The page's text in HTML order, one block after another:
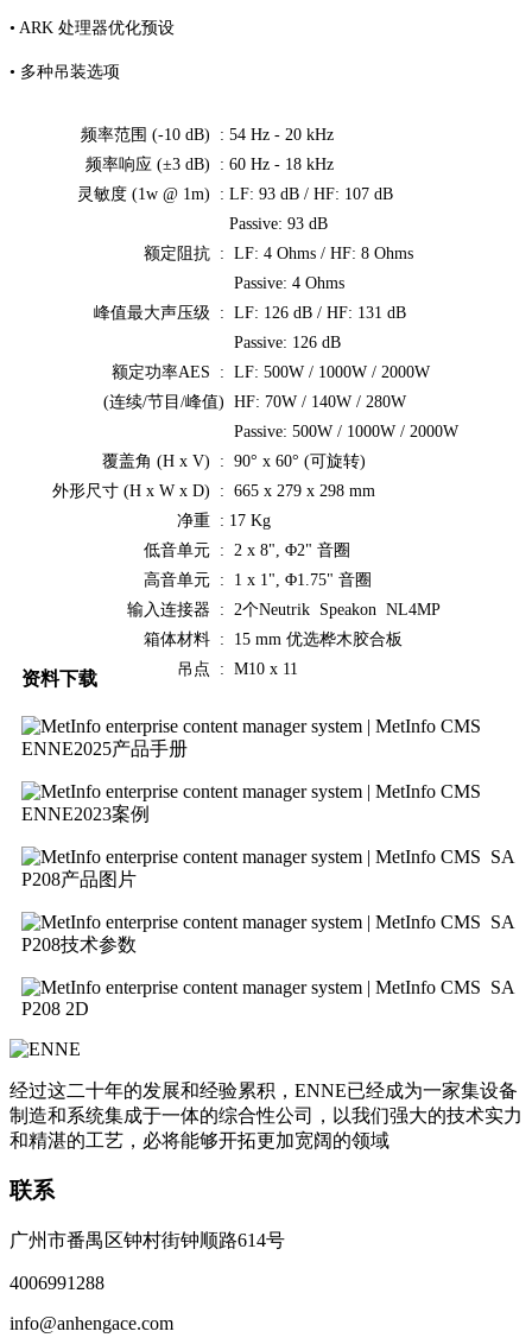
• ARK 处理器优化预设
• 多种吊装选项
频率范围 (-10 dB) : 54 Hz - 20 kHz
频率响应 (±3 dB) : 60 Hz - 18 kHz
灵敏度 (1w @ 1m) : LF: 93 dB / HF: 107 dB
Passive: 93 dB
额定阻抗 : LF: 4 Ohms / HF: 8 Ohms
Passive: 4 Ohms
峰值最大声压级 : LF: 126 dB / HF: 131 dB
Passive: 126 dB
额定功率AES : LF: 500W / 1000W / 2000W
(连续/节目/峰值) HF: 70W / 140W / 280W
Passive: 500W / 1000W / 2000W
覆盖角 (H x V) : 90° x 60° (可旋转)
外形尺寸 (H x W x D) : 665 x 279 x 298 mm
净重 : 17 Kg
低音单元 : 2 x 8", Φ2" 音圈
高音单元 : 1 x 1", Φ1.75" 音圈
输入连接器 : 2个Neutrik Speakon NL4MP
箱体材料 : 15 mm 优选桦木胶合板
吊点 : M10 x 11
资料下载
ENNE2025产品手册
ENNE2023案例
SA
P208产品图片
SA
P208技术参数
SA
P208 2D
经过这二十年的发展和经验累积，ENNE已经成为一家集设备
制造和系统集成于一体的综合性公司，以我们强大的技术实力
和精湛的工艺，必将能够开拓更加宽阔的领域
联系
广州市番禺区钟村街钟顺路614号
4006991288
info@anhengace.com